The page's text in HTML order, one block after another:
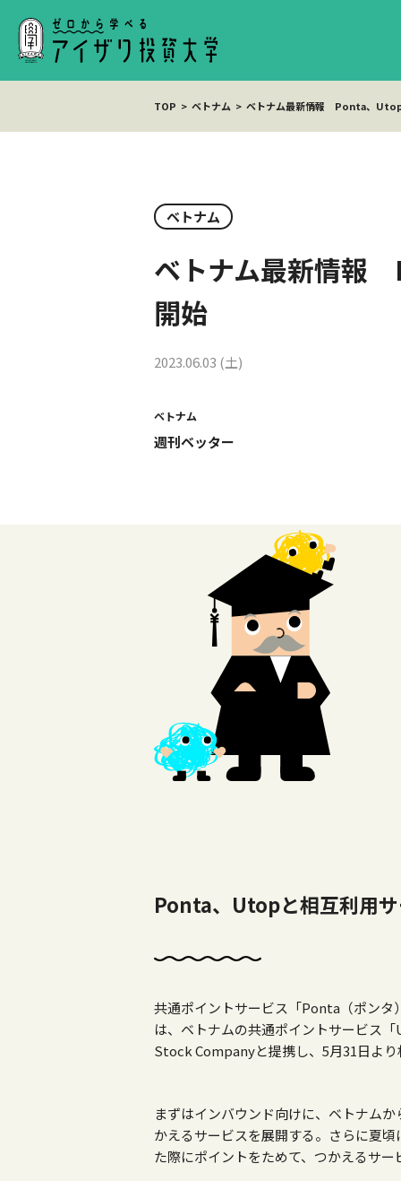
TOP ベトナム ベトナム最新情報 Ponta、Utop
ベトナム
ベトナム最新情報
開始
2023.06.03 (土)
ベトナム
週刊ベッター
Ponta、Utopと相互利用
共通ポイントサービス「Ponta（ポンタ
は、ベトナムの共通ポイントサービス
Stock Companyと提携し、5月31日よ
まずはインバウンド向けに、ベトナム
かえるサービスを展開する。さらに夏
た際にポイントをためて、つかえるサ